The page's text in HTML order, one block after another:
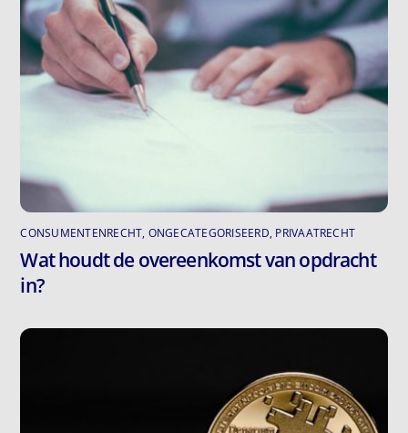
CONSUMENTENRECHT, ONGECATEGORISEERD, PRIVAATRECHT
Wat houdt de overeenkomst van opdracht
in?